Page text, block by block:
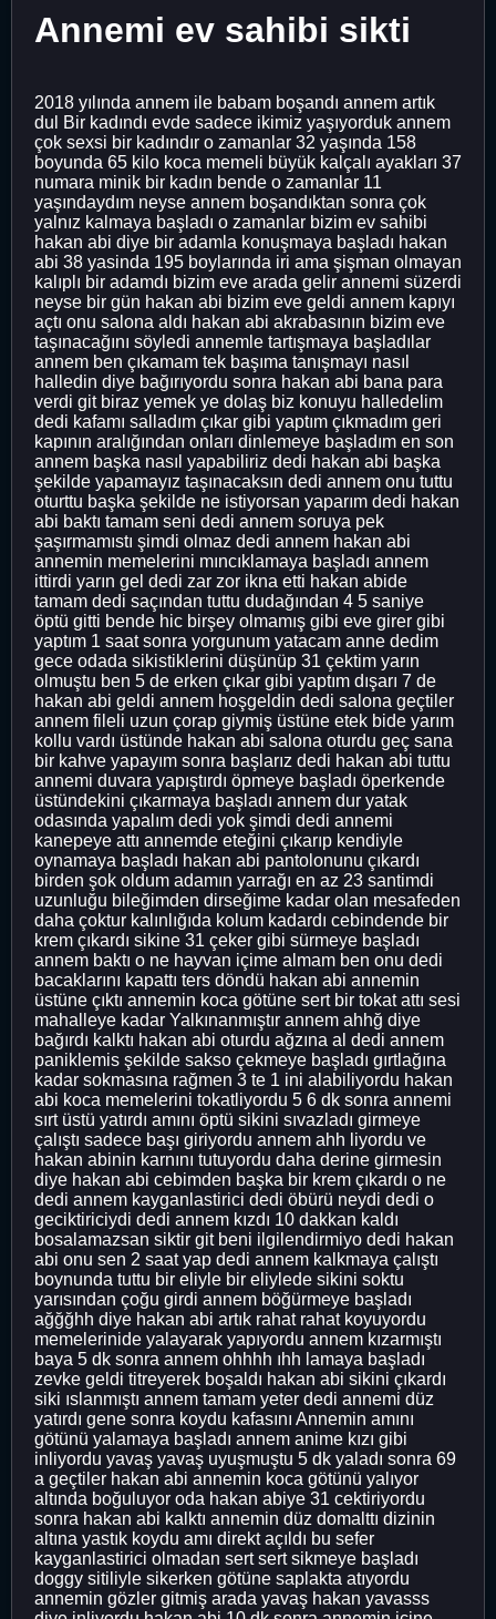
Annemi ev sahibi sikti
2018 yılında annem ile babam boşandı annem artık
dul Bir kadındı evde sadece ikimiz yaşıyorduk annem
çok sexsi bir kadındır o zamanlar 32 yaşında 158
boyunda 65 kilo koca memeli büyük kalçalı ayakları 37
numara minik bir kadın bende o zamanlar 11
yaşındaydım neyse annem boşandıktan sonra çok
yalnız kalmaya başladı o zamanlar bizim ev sahibi
hakan abi diye bir adamla konuşmaya başladı hakan
abi 38 yasinda 195 boylarında iri ama şişman olmayan
kalıplı bir adamdı bizim eve arada gelir annemi süzerdi
neyse bir gün hakan abi bizim eve geldi annem kapıyı
açtı onu salona aldı hakan abi akrabasının bizim eve
taşınacağını söyledi annemle tartışmaya başladılar
annem ben çıkamam tek başıma tanışmayı nasıl
halledin diye bağırıyordu sonra hakan abi bana para
verdi git biraz yemek ye dolaş biz konuyu halledelim
dedi kafamı salladım çıkar gibi yaptım çıkmadım geri
kapının aralığından onları dinlemeye başladım en son
annem başka nasıl yapabiliriz dedi hakan abi başka
şekilde yapamayız taşınacaksın dedi annem onu tuttu
oturttu başka şekilde ne istiyorsan yaparım dedi hakan
abi baktı tamam seni dedi annem soruya pek
şaşırmamıstı şimdi olmaz dedi annem hakan abi
annemin memelerini mıncıklamaya başladı annem
ittirdi yarın gel dedi zar zor ikna etti hakan abide
tamam dedi saçından tuttu dudağından 4 5 saniye
öptü gitti bende hic birşey olmamış gibi eve girer gibi
yaptım 1 saat sonra yorgunum yatacam anne dedim
gece odada sikistiklerini düşünüp 31 çektim yarın
olmuştu ben 5 de erken çıkar gibi yaptım dışarı 7 de
hakan abi geldi annem hoşgeldin dedi salona geçtiler
annem fileli uzun çorap giymiş üstüne etek bide yarım
kollu vardı üstünde hakan abi salona oturdu geç sana
bir kahve yapayım sonra başlarız dedi hakan abi tuttu
annemi duvara yapıştırdı öpmeye başladı öperkende
üstündekini çıkarmaya başladı annem dur yatak
odasında yapalım dedi yok şimdi dedi annemi
kanepeye attı annemde eteğini çıkarıp kendiyle
oynamaya başladı hakan abi pantolonunu çıkardı
birden şok oldum adamın yarrağı en az 23 santimdi
uzunluğu bileğimden dirseğime kadar olan mesafeden
daha çoktur kalınlığıda kolum kadardı cebindende bir
krem çıkardı sikine 31 çeker gibi sürmeye başladı
annem baktı o ne hayvan içime almam ben onu dedi
bacaklarını kapattı ters döndü hakan abi annemin
üstüne çıktı annemin koca götüne sert bir tokat attı sesi
mahalleye kadar Yalkınanmıştır annem ahhğ diye
bağırdı kalktı hakan abi oturdu ağzına al dedi annem
paniklemis şekilde sakso çekmeye başladı gırtlağına
kadar sokmasına rağmen 3 te 1 ini alabiliyordu hakan
abi koca memelerini tokatliyordu 5 6 dk sonra annemi
sırt üstü yatırdı amını öptü sikini sıvazladı girmeye
çalıştı sadece başı giriyordu annem ahh liyordu ve
hakan abinin karnını tutuyordu daha derine girmesin
diye hakan abi cebimden başka bir krem çıkardı o ne
dedi annem kayganlastirici dedi öbürü neydi dedi o
geciktiriciydi dedi annem kızdı 10 dakkan kaldı
bosalamazsan siktir git beni ilgilendirmiyo dedi hakan
abi onu sen 2 saat yap dedi annem kalkmaya çalıştı
boynunda tuttu bir eliyle bir eliylede sikini soktu
yarısından çoğu girdi annem böğürmeye başladı
ağğğhh diye hakan abi artık rahat rahat koyuyordu
memelerinide yalayarak yapıyordu annem kızarmıştı
baya 5 dk sonra annem ohhhh ıhh lamaya başladı
zevke geldi titreyerek boşaldı hakan abi sikini çıkardı
siki ıslanmıştı annem tamam yeter dedi annemi düz
yatırdı gene sonra koydu kafasını Annemin amını
götünü yalamaya başladı annem anime kızı gibi
inliyordu yavaş yavaş uyuşmuştu 5 dk yaladı sonra 69
a geçtiler hakan abi annemin koca götünü yalıyor
altında boğuluyor oda hakan abiye 31 cektiriyordu
sonra hakan abi kalktı annemin düz domalttı dizinin
altına yastık koydu amı direkt açıldı bu sefer
kayganlastirici olmadan sert sert sikmeye başladı
doggy sitiliyle sikerken götüne saplakta atıyordu
annemin gözler gitmiş arada yavaş hakan yavasss